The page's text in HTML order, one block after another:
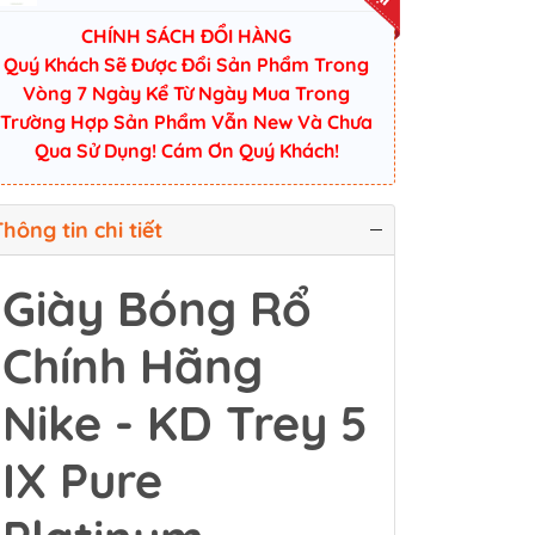
CHÍNH SÁCH ĐỔI HÀNG
Quý Khách Sẽ Được Đổi Sản Phẩm Trong
Vòng 7 Ngày Kể Từ Ngày Mua Trong
Trường Hợp Sản Phẩm Vẫn New Và Chưa
Qua Sử Dụng! Cám Ơn Quý Khách!
tin chi tiết
Giày Bóng Rổ
Chính Hãng
Nike - KD Trey 5
IX Pure